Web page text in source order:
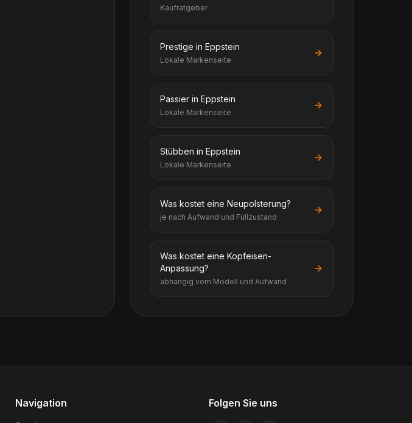
Kaufratgeber
Prestige in Eppstein
Lokale Markenseite
Passier in Eppstein
Lokale Markenseite
Stübben in Eppstein
Lokale Markenseite
Was kostet eine Neupolsterung?
je nach Aufwand und Füllzustand
Was kostet eine Kopfeisen-
Anpassung?
abhängig vom Modell und Aufwand
Navigation Folgen Sie uns